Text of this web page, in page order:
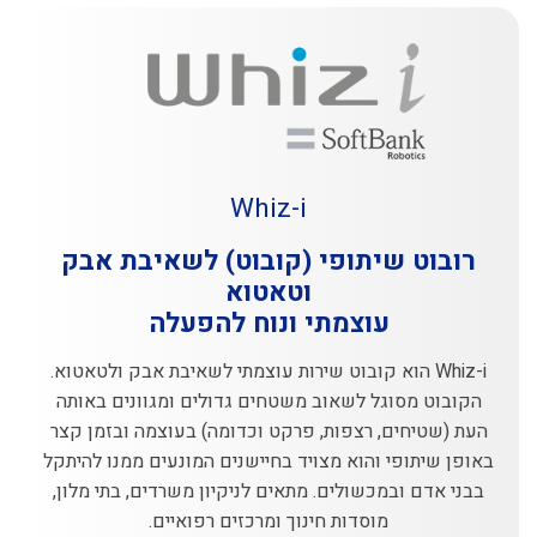
Whiz-i
רובוט שיתופי (קובוט) לשאיבת אבק
וטאטוא
עוצמתי ונוח להפעלה
Whiz-i הוא קובוט שירות עוצמתי לשאיבת אבק ולטאטוא.
הקובוט מסוגל לשאוב משטחים גדולים ומגוונים באותה
העת (שטיחים, רצפות, פרקט וכדומה) בעוצמה ובזמן קצר
באופן שיתופי והוא מצויד בחיישנים המונעים ממנו להיתקל
בבני אדם ובמכשולים. מתאים לניקיון משרדים, בתי מלון,
מוסדות חינוך ומרכזים רפואיים.